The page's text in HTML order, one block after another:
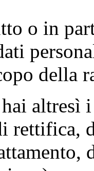
o in
della
rettifica,